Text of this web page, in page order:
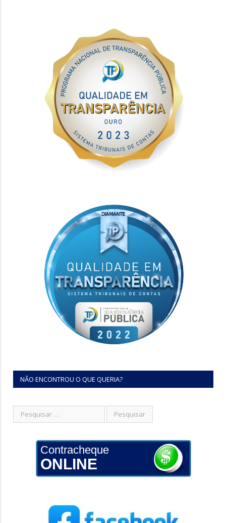
NÃO ENCONTROU O QUE QUERIA?
Contracheque
ONLINE